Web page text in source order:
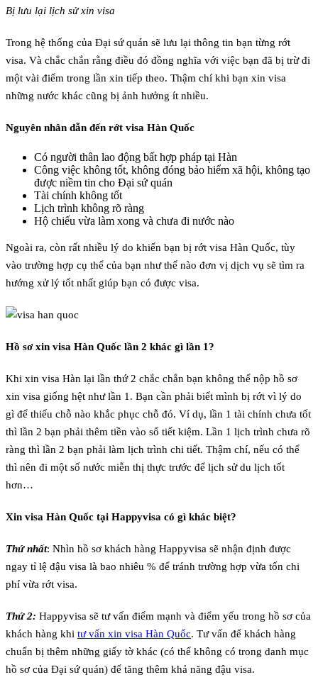
Bị lưu lại lịch sử xin visa
Trong hệ thống của Đại sứ quán sẽ lưu lại thông tin bạn từng rớt
visa. Và chắc chắn rằng điều đó đồng nghĩa với việc bạn đã bị trừ đi
một vài điểm trong lần xin tiếp theo. Thậm chí khi bạn xin visa
những nước khác cũng bị ảnh hưởng ít nhiều.
Nguyên nhân dẫn đến rớt visa Hàn Quốc
Có người thân lao động bất hợp pháp tại Hàn
Công việc không tốt, không đóng bảo hiểm xã hội, không tạo
được niềm tin cho Đại sứ quán
Tài chính không tốt
Lịch trình không rõ ràng
Hộ chiếu vừa làm xong và chưa đi nước nào
Ngoài ra, còn rất nhiều lý do khiến bạn bị rớt visa Hàn Quốc, tùy
vào trường hợp cụ thể của bạn như thế nào đơn vị dịch vụ sẽ tìm ra
hướng xử lý tốt nhất giúp bạn có được visa.
Hồ sơ xin visa Hàn Quốc lần 2 khác gì lần 1?
Khi xin visa Hàn lại lần thứ 2 chắc chắn bạn không thể nộp hồ sơ
xin visa giống hệt như lần 1. Bạn cần phải biết mình bị rớt vì lý do
gì để thiếu chỗ nào khắc phục chỗ đó. Ví dụ, lần 1 tài chính chưa tốt
thì lần 2 bạn phải thêm tiền vào sổ tiết kiệm. Lần 1 lịch trình chưa rõ
ràng thì lần 2 bạn phải làm lịch trình chi tiết. Thậm chí, nếu có thể
thì nên đi một số nước miễn thị thực trước để lịch sử du lịch tốt
hơn…
Xin visa Hàn Quốc tại Happyvisa có gì khác biệt?
Thứ nhất: Nhìn hồ sơ khách hàng Happyvisa sẽ nhận định được
ngay tỉ lệ đậu visa là bao nhiêu % để tránh trường hợp vừa tốn chi
phí vừa rớt visa.
Thứ 2: Happyvisa sẽ tư vấn điểm mạnh và điểm yếu trong hồ sơ của
khách hàng khi tư vấn xin visa Hàn Quốc. Tư vấn để khách hàng
chuẩn bị thêm những giấy tờ khác (có thể không có trong danh mục
hồ sơ của Đại sứ quán) để tăng thêm khả năng đậu visa.